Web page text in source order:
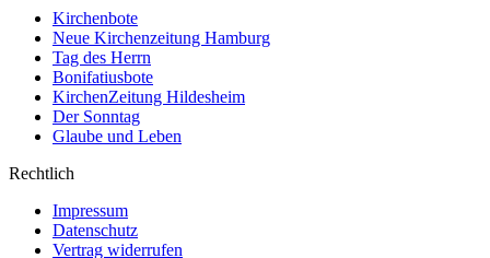
Kirchenbote
Neue Kirchenzeitung Hamburg
Tag des Herrn
Bonifatiusbote
KirchenZeitung Hildesheim
Der Sonntag
Glaube und Leben
Rechtlich
Impressum
Datenschutz
Vertrag widerrufen